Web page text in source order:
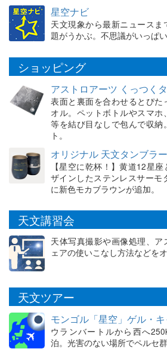
星空ナビ
天文現象から最新ニュース
題がうかぶ。不思議がいっぱ
ショッピング
アストロアーツ くっつく
表面と裏面を合わせるとぴた
オル。ペットボトルやスマ
等を結び目なしで包んで収納
ト。
オリジナル 天文タンブラー
【星空に乾杯！】黄道12星
ザインしたステンレスサーモ
に新色モカブラウンが追加。
天文講習会
天体写真撮影や画像処理、ア
ェアの使いこなし方法などを
天文ツアー
モンゴル「星空」ゲル・
ウランバートルから西へ
泊。光害のない場所でペルセ